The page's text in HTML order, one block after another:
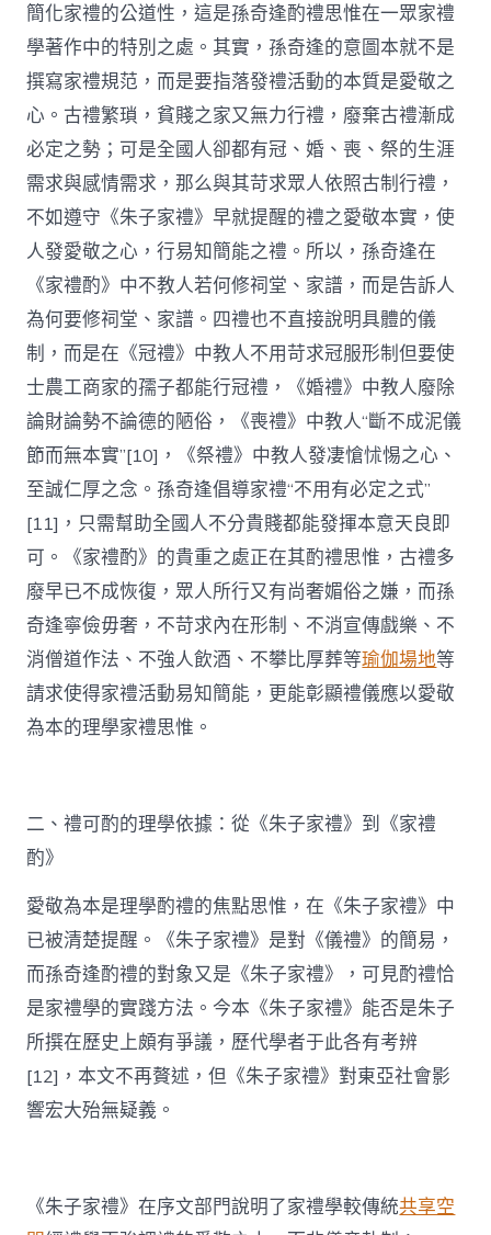
簡化家禮的公道性，這是孫奇逢酌禮思惟在一眾家禮
學著作中的特別之處。其實，孫奇逢的意圖本就不是
撰寫家禮規范，而是要指落發禮活動的本質是愛敬之
心。古禮繁瑣，貧賤之家又無力行禮，廢棄古禮漸成
必定之勢；可是全國人卻都有冠、婚、喪、祭的生涯
需求與感情需求，那么與其苛求眾人依照古制行禮，
不如遵守《朱子家禮》早就提醒的禮之愛敬本實，使
人發愛敬之心，行易知簡能之禮。所以，孫奇逢在
《家禮酌》中不教人若何修祠堂、家譜，而是告訴人
為何要修祠堂、家譜。四禮也不直接說明具體的儀
制，而是在《冠禮》中教人不用苛求冠服形制但要使
士農工商家的孺子都能行冠禮，《婚禮》中教人廢除
論財論勢不論德的陋俗，《喪禮》中教人“斷不成泥儀
節而無本實”[10]，《祭禮》中教人發凄愴怵惕之心、
至誠仁厚之念。孫奇逢倡導家禮“不用有必定之式”
[11]，只需幫助全國人不分貴賤都能發揮本意天良即
可。《家禮酌》的貴重之處正在其酌禮思惟，古禮多
廢早已不成恢復，眾人所行又有尚奢媚俗之嫌，而孫
奇逢寧儉毋奢，不苛求內在形制、不消宣傳戲樂、不
消僧道作法、不強人飲酒、不攀比厚葬等瑜伽場地等
請求使得家禮活動易知簡能，更能彰顯禮儀應以愛敬
為本的理學家禮思惟。
二、禮可酌的理學依據：從《朱子家禮》到《家禮
酌》
愛敬為本是理學酌禮的焦點思惟，在《朱子家禮》中
已被清楚提醒。《朱子家禮》是對《儀禮》的簡易，
而孫奇逢酌禮的對象又是《朱子家禮》，可見酌禮恰
是家禮學的實踐方法。今本《朱子家禮》能否是朱子
所撰在歷史上頗有爭議，歷代學者于此各有考辨
[12]，本文不再贅述，但《朱子家禮》對東亞社會影
響宏大殆無疑義。
《朱子家禮》在序文部門說明了家禮學較傳統共享空